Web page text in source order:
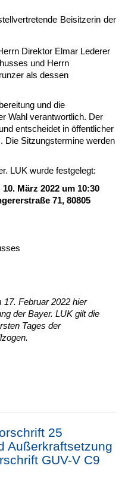
Beisitzerin der
Direktor Elmar Lederer
und Herrn
als dessen
und die
Wahl verantwortlich. Der
entscheidet in öffentlicher
Die Sitzungstermine werden
LUK wurde festgelegt:
März 2022 um 10:30
71, 80805
Februar 2022 hier
der Bayer. LUK gilt die
Tages der
25
Außerkraftsetzung
GUV-V C9